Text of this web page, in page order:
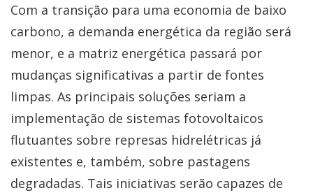
Com a transição para uma economia de baixo
carbono, a demanda energética da região será
menor, e a matriz energética passará por
mudanças significativas a partir de fontes
limpas. As principais soluções seriam a
implementação de sistemas fotovoltaicos
flutuantes sobre represas hidrelétricas já
existentes e, também, sobre pastagens
degradadas. Tais iniciativas serão capazes de